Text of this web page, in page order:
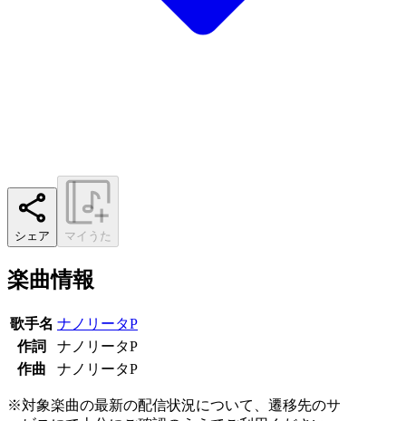
シェア マイうた
楽曲情報
歌手名 ナノリータP
作詞
ナノリータP
作曲
ナノリータP
※対象楽曲の最新の配信状況について、遷移先のサ